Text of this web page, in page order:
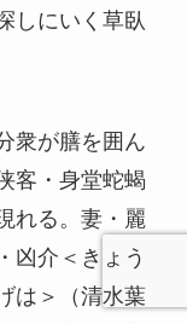
しにいく草臥
衆が膳を囲ん
客・身堂蛇蝎
れる。妻・麗
凶介＜きょう
は＞（清水葉